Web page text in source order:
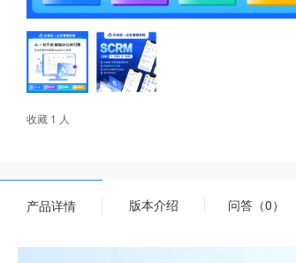
收藏 1 人
产品详情 版本介绍 问答（0）